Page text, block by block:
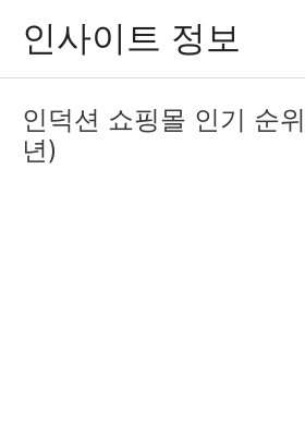
츠
인사이트 정보
인덕션 쇼핑몰 인기 순
년)